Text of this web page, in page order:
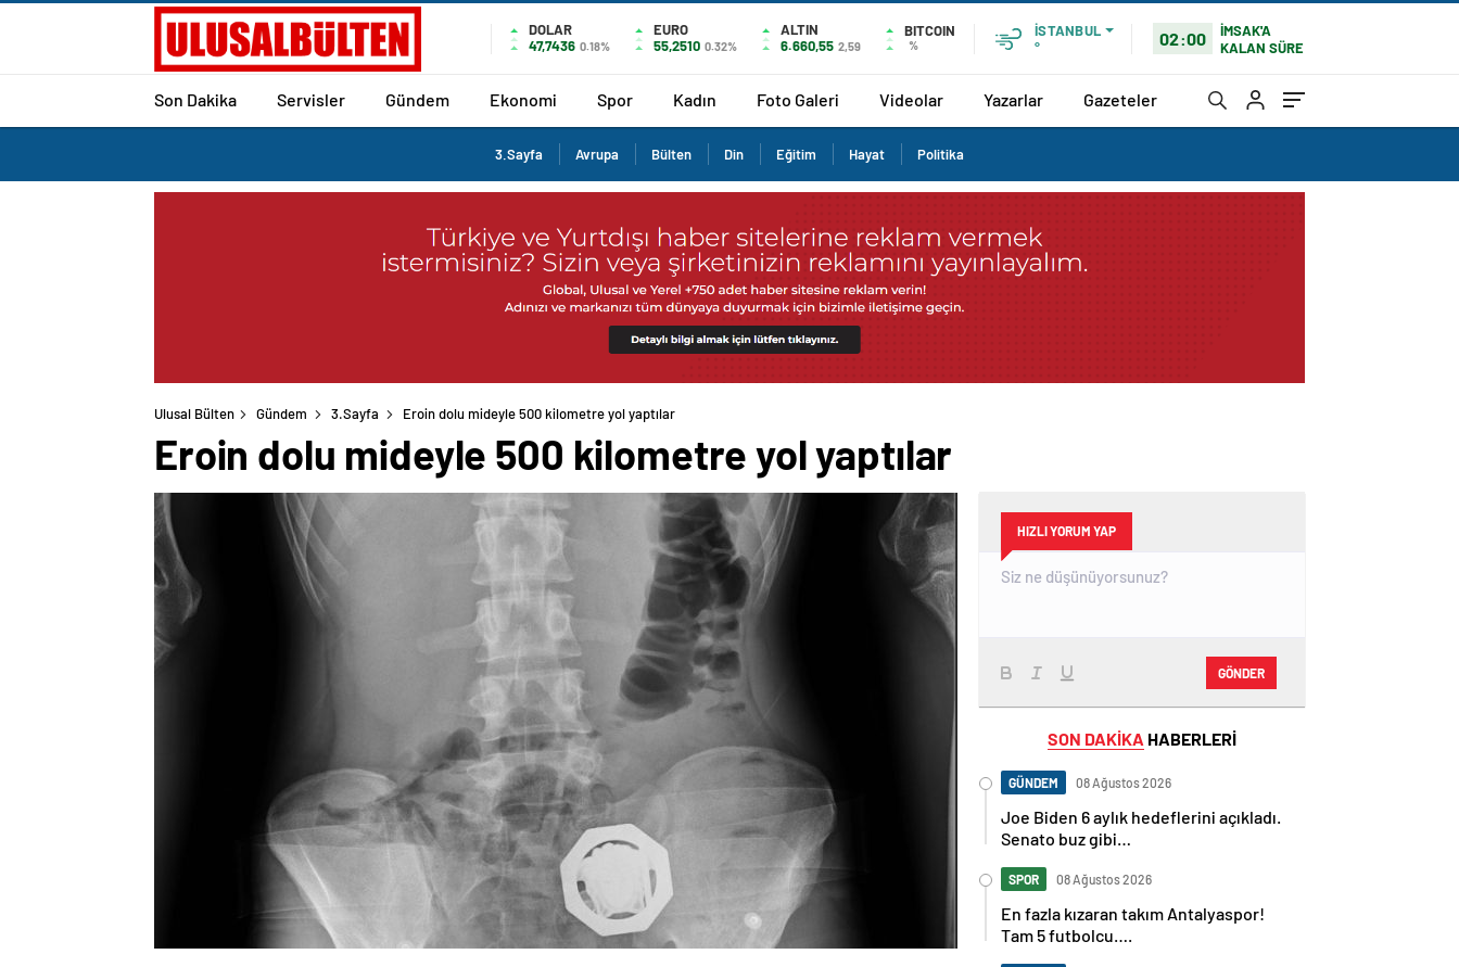
DOLAR
47,7436 0.18%
EURO
55,2510 0.32%
ALTIN
6.660,55 2,59
BITCOIN
%
İSTANBUL
°
02:00
İMSAK'A
KALAN SÜRE
Son Dakika Servisler Gündem Ekonomi Spor Kadın Foto Galeri Videolar Yazarlar Gazeteler
3.Sayfa Avrupa Bülten Din Eğitim Hayat Politika
Ulusal Bülten Gündem 3.Sayfa Eroin dolu mideyle 500 kilometre yol yaptılar
Eroin dolu mideyle 500 kilometre yol yaptılar
HIZLI YORUM YAP
GÖNDER
SON DAKİKA HABERLERİ
GÜNDEM 08 Ağustos 2026
Joe Biden 6 aylık hedeflerini açıkladı.
Senato buz gibi…
SPOR 08 Ağustos 2026
En fazla kızaran takım Antalyaspor!
Tam 5 futbolcu….